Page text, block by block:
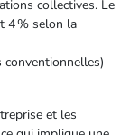
collectives. Le
4 % selon la
et les